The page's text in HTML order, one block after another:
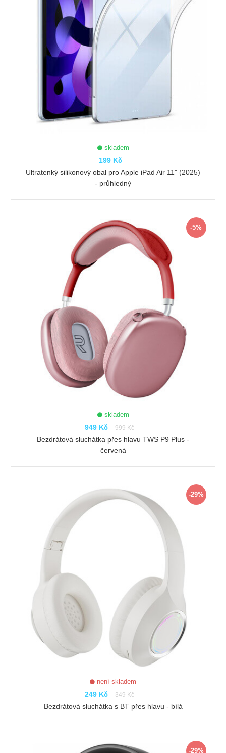
skladem
199 Kč
Ultratenký silikonový obal pro Apple iPad Air 11" (2025)
- průhledný
-5%
skladem
949 Kč 999 Kč
Bezdrátová sluchátka přes hlavu TWS P9 Plus -
červená
-29%
není skladem
249 Kč 349 Kč
Bezdrátová sluchátka s BT přes hlavu - bílá
-29%